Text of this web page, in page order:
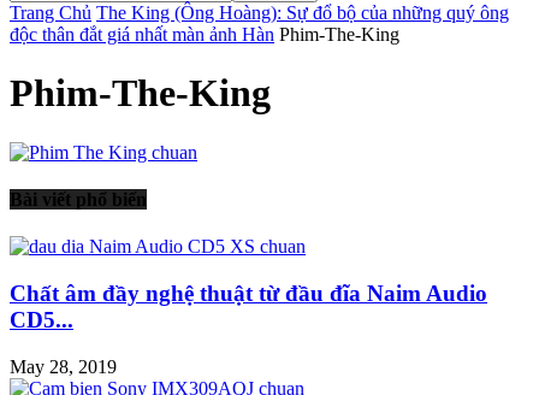
Trang Chủ The King (Ông Hoàng): Sự đổ bộ của những quý ông
độc thân đắt giá nhất màn ảnh Hàn Phim-The-King
Phim-The-King
Bài viết phổ biến
Chất âm đầy nghệ thuật từ đầu đĩa Naim Audio
CD5...
May 28, 2019